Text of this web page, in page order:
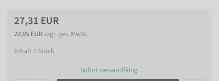
27,31 EUR
22,95 EURzzgl. ges. MwSt.
Inhalt 1 Stück
Sofort versandfähig.